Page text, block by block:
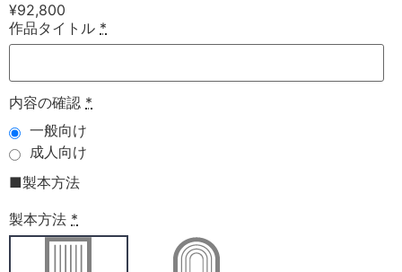
¥92,800
作品タイトル *
内容の確認 *
一般向け
成人向け
■製本方法
製本方法 *